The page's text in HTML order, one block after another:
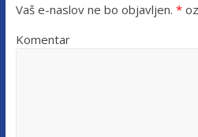
Vaš e-naslov ne bo objavljen. *
Komentar